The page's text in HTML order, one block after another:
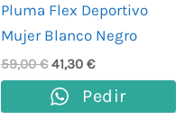
Pluma Flex Deportivo
Mujer Blanco Negro
59,00€ 41,30 €
Pedir